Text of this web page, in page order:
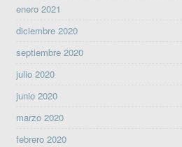
enero 2021
diciembre 2020
septiembre 2020
julio 2020
junio 2020
marzo 2020
febrero 2020